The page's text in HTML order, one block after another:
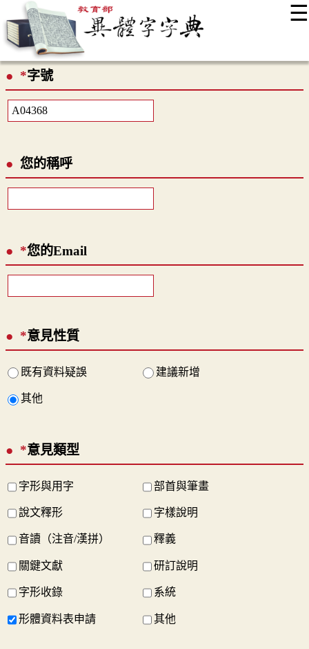
☰
最新消息
*字號
您的稱呼
*您的Email
*意見性質
既有資料疑誤 建議新增
其他
*意見類型
字形與用字 部首與筆畫
說文釋形 字樣說明
音讀（注音/漢拼） 釋義
關鍵文獻 研訂說明
字形收錄 系統
形體資料表申請 其他